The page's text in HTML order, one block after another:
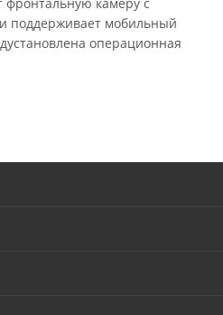
поддерживает мобильный
операционная